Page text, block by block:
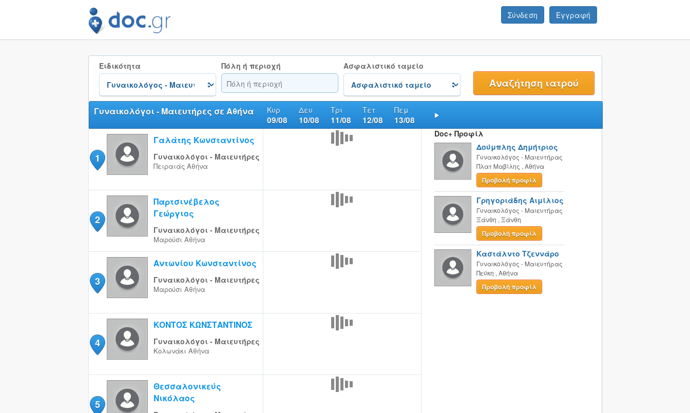
Σύνδεση Εγγραφή
Ειδικότητα Πόλη ή περιοχή Ασφαλιστικό ταμείο
Κυρ
09/08
Δευ
10/08
Τρι
11/08
Τετ
12/08
Πεμ
13/08
Γυναικολόγοι - Μαιευτήρες σε Αθήνα
1
Γαλάτης Κωνσταντίνος
Γυναικολόγοι - Μαιευτήρες
Πειραιάς Αθήνα
2
Παρτσινέβελος
Γεώργιος
Γυναικολόγοι - Μαιευτήρες
Μαρούσι Αθήνα
3
Αντωνίου Κωνσταντίνος
Γυναικολόγοι - Μαιευτήρες
Μαρούσι Αθήνα
4
ΚΟΝΤΟΣ ΚΩΝΣΤΑΝΤΙΝΟΣ
Γυναικολόγοι - Μαιευτήρες
Κολωνάκι Αθήνα
5
Θεσσαλονικεύς
Νικόλαος
Doc+ Προφίλ
Δούμπλης Δημήτριος
Γυναικολόγος - Μαιευτήρας
Πλατ Μαβίλης , Αθήνα
Προβολή προφίλ
Γρηγοριάδης Αιμίλιος
Γυναικολόγος - Μαιευτήρας
Ξάνθη , Ξάνθη
Προβολή προφίλ
Καστάλντο Τζεννάρο
Γυναικολόγος - Μαιευτήρας
Πεύκη , Αθήνα
Προβολή προφίλ